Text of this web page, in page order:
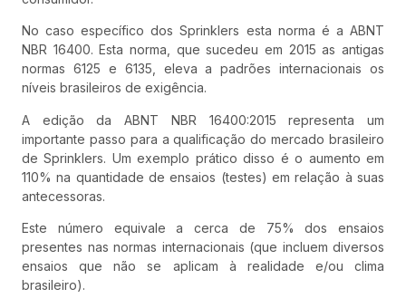
No caso específico dos Sprinklers esta norma é a ABNT
NBR 16400. Esta norma, que sucedeu em 2015 as antigas
normas 6125 e 6135, eleva a padrões internacionais os
níveis brasileiros de exigência.
A edição da ABNT NBR 16400:2015 representa um
importante passo para a qualificação do mercado brasileiro
de Sprinklers. Um exemplo prático disso é o aumento em
110% na quantidade de ensaios (testes) em relação à suas
antecessoras.
Este número equivale a cerca de 75% dos ensaios
presentes nas normas internacionais (que incluem diversos
ensaios que não se aplicam à realidade e/ou clima
brasileiro).